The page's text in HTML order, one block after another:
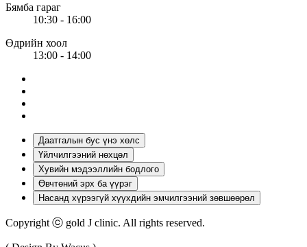
Бямба гараг
10:30 - 16:00
Өдрийн хоол
13:00 - 14:00
Даатгалын бус үнэ хөлс
Үйлчилгээний нөхцөл
Хувийн мэдээллийн бодлого
Өвчтөний эрх ба үүрэг
Насанд хүрээгүй хүүхдийн эмчилгээний зөвшөөрөл
Copyright ⓒ gold J clinic. All rights reserved.